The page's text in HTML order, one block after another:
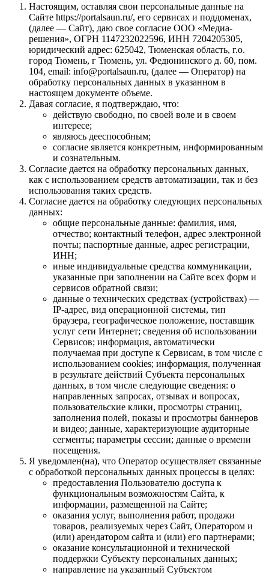
Настоящим, оставляя свои персональные данные на
Сайте https://portalsaun.ru/, его сервисах и поддоменах,
(далее — Сайт), даю свое согласие ООО «Медиа-
решения», ОГРН 1147232022596, ИНН 7204205305,
юридический адрес: 625042, Тюменская область, г.о.
город Тюмень, г Тюмень, ул. Федюнинского д. 60, пом.
104, email: info@portalsaun.ru, (далее — Оператор) на
обработку персональных данных в указанном в
настоящем документе объеме.
Давая согласие, я подтверждаю, что:
действую свободно, по своей воле и в своем
интересе;
являюсь дееспособным;
согласие является конкретным, информированным
и сознательным.
Согласие дается на обработку персональных данных,
как с использованием средств автоматизации, так и без
использования таких средств.
Согласие дается на обработку следующих персональных
данных:
общие персональные данные: фамилия, имя,
отчество; контактный телефон, адрес электронной
почты; паспортные данные, адрес регистрации,
ИНН;
иные индивидуальные средства коммуникации,
указанные при заполнении на Сайте всех форм и
сервисов обратной связи;
данные о технических средствах (устройствах) —
IP-адрес, вид операционной системы, тип
браузера, географическое положение, поставщик
услуг сети Интернет; сведения об использовании
Сервисов; информация, автоматически
получаемая при доступе к Сервисам, в том числе с
использованием cookies; информация, полученная
в результате действий Субъекта персональных
данных, в том числе следующие сведения: о
направленных запросах, отзывах и вопросах,
пользовательские клики, просмотры страниц,
заполнения полей, показы и просмотры баннеров
и видео; данные, характеризующие аудиторные
сегменты; параметры сессии; данные о времени
посещения.
Я уведомлен(на), что Оператор осуществляет связанные
с обработкой персональных данных процессы в целях:
предоставления Пользователю доступа к
функциональным возможностям Сайта, к
информации, размещенной на Сайте;
оказания услуг, выполнения работ, продажи
товаров, реализуемых через Сайт, Оператором и
(или) арендатором сайта и (или) его партнерами;
оказание консультационной и технической
поддержки Субъекту персональных данных;
направление на указанный Субъектом